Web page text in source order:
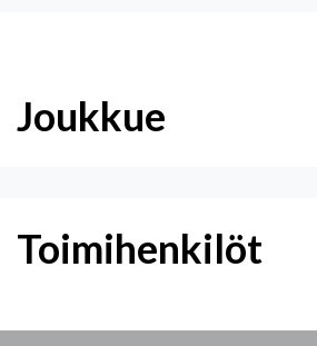
Joukkue
Toimihenkilöt